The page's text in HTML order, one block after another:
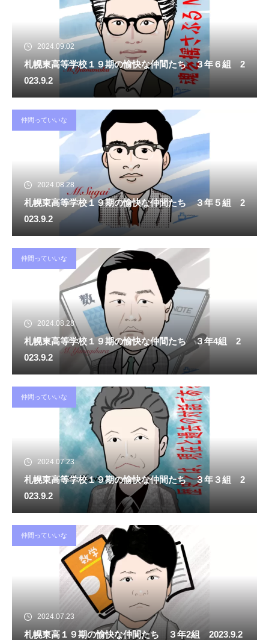
2024.09.02
札幌東高等学校１９期の愉快な仲間たち ３年６組 2
023.9.2
仲間っていいな
2024.08.28
札幌東高等学校１９期の愉快な仲間たち ３年５組 2
023.9.2
仲間っていいな
2024.08.28
札幌東高等学校１９期の愉快な仲間たち ３年4組 2
023.9.2
仲間っていいな
2024.07.23
札幌東高等学校１９期の愉快な仲間たち ３年３組 2
023.9.2
仲間っていいな
2024.07.23
札幌東高１９期の愉快な仲間たち ３年2組 2023.9.2